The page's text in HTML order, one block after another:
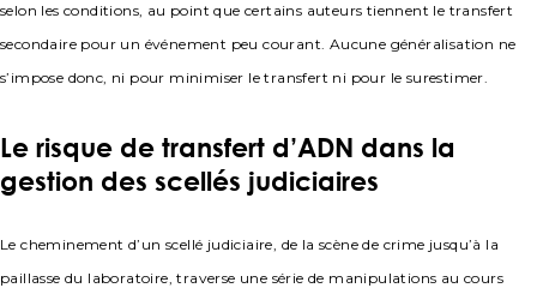
selon les conditions, au point que certains auteurs tiennent le transfert
secondaire pour un événement peu courant. Aucune généralisation ne
s’impose donc, ni pour minimiser le transfert ni pour le surestimer.
Le risque de transfert d’ADN dans la
gestion des scellés judiciaires
Le cheminement d’un scellé judiciaire, de la scène de crime jusqu’à la
paillasse du laboratoire, traverse une série de manipulations au cours